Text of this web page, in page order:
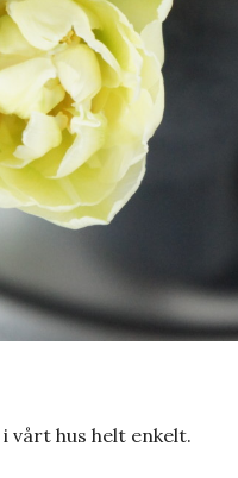
i vårt hus helt enkelt.